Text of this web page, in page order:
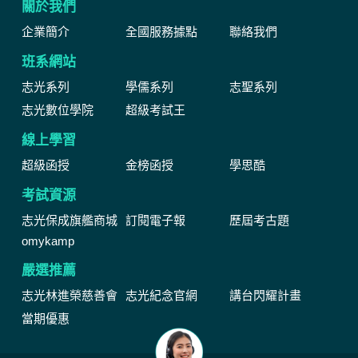
關於我們
企業簡介 全國服務據點 聯絡我們
班系網站
志光系列 學儒系列
志聖系列
志光數位學院
超級考試王
線上學習
超級函授 金榜函授 學思酷
考試資源
志光保成旗艦商城 訂閱電子報
歷屆考古題
omykamp
嚴選推薦
志光林進榮慈善會 志光紀念官網
講台閃耀計畫
當期優惠